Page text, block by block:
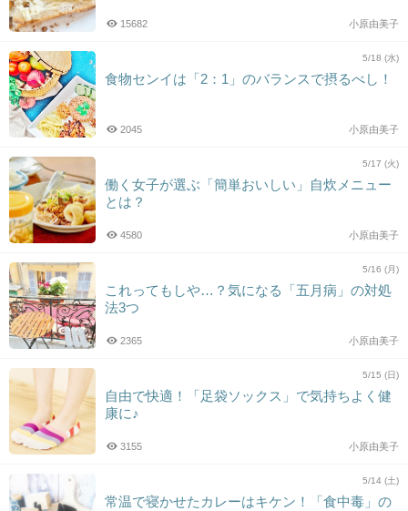
小原由美子
15682
5/18 (水)
食物センイは「2：1」のバランスで摂るべし！
小原由美子
2045
5/17 (火)
働く女子が選ぶ「簡単おいしい」自炊メニュー
とは？
小原由美子
4580
5/16 (月)
これってもしや…？気になる「五月病」の対処
法3つ
小原由美子
2365
5/15 (日)
自由で快適！「足袋ソックス」で気持ちよく健
康に♪
小原由美子
3155
5/14 (土)
常温で寝かせたカレーはキケン！「食中毒」の